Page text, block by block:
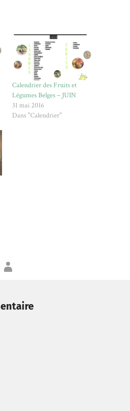
Calendrier des Fruits et
Légumes Belges – JUIN
31 mai 2016
Dans "Calendrier"